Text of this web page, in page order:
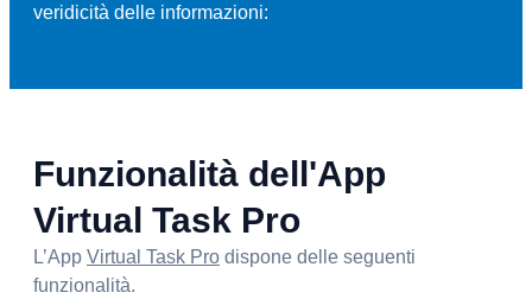
veridicità delle informazioni:
Funzionalità dell'App
Virtual Task Pro
L’App Virtual Task Pro dispone delle seguenti
funzionalità.